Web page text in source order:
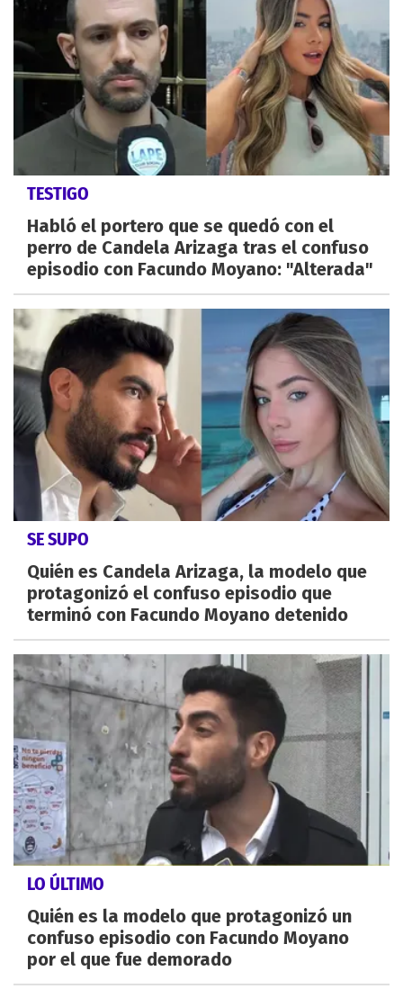
TESTIGO
Habló el portero que se quedó con el
perro de Candela Arizaga tras el confuso
episodio con Facundo Moyano: "Alterada"
SE SUPO
Quién es Candela Arizaga, la modelo que
protagonizó el confuso episodio que
terminó con Facundo Moyano detenido
LO ÚLTIMO
Quién es la modelo que protagonizó un
confuso episodio con Facundo Moyano
por el que fue demorado